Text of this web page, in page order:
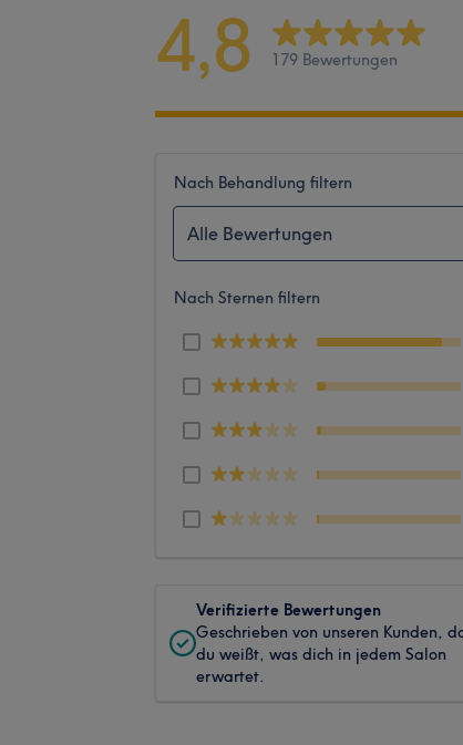
4,8 179 Bewertungen
Nach Behandlung filtern
Alle Bewertungen
Nach Sternen filtern
Verifizierte Bewertungen
Geschrieben von unseren Kunden,
du weißt, was dich in jedem Salon
erwartet.